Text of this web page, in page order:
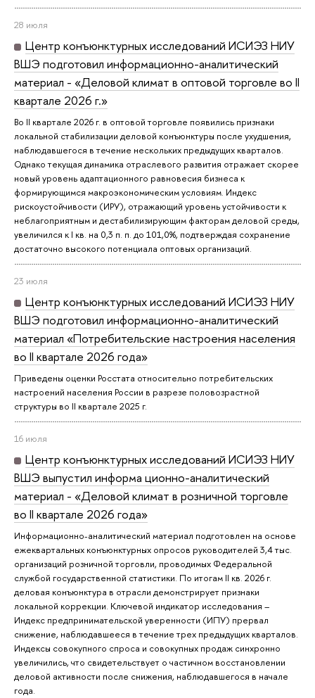
28 июля
Центр конъюнктурных исследований ИСИЭЗ НИУ
ВШЭ подготовил информационно-аналитический
материал - «Деловой климат в оптовой торговле во II
квартале 2026 г.»
Во II квартале 2026 г. в оптовой торговле появились признаки
локальной стабилизации деловой конъюнктуры после ухудшения,
наблюдавшегося в течение нескольких предыдущих кварталов.
Однако текущая динамика отраслевого развития отражает скорее
новый уровень адаптационного равновесия бизнеса к
формирующимся макроэкономическим условиям. Индекс
рискоустойчивости (ИРУ), отражающий уровень устойчивости к
неблагоприятным и дестабилизирующим факторам деловой среды,
увеличился к I кв. на 0,3 п. п. до 101,0%, подтверждая сохранение
достаточно высокого потенциала оптовых организаций.
23 июля
Центр конъюнктурных исследований ИСИЭЗ НИУ
ВШЭ подготовил информационно-аналитический
материал «Потребительские настроения населения
во II квартале 2026 года»
Приведены оценки Росстата относительно потребительских
настроений населения России в разрезе половозрастной
структуры во II квартале 2025 г.
16 июля
Центр конъюнктурных исследований ИСИЭЗ НИУ
ВШЭ выпустил информа ционно-аналитический
материал - «Деловой климат в розничной торговле
во II квартале 2026 года»
Информационно-аналитический материал подготовлен на основе
ежеквартальных конъюнктурных опросов руководителей 3,4 тыс.
организаций розничной торговли, проводимых Федеральной
службой государственной статистики. По итогам II кв. 2026 г.
деловая конъюнктура в отрасли демонстрирует признаки
локальной коррекции. Ключевой индикатор исследования –
Индекс предпринимательской уверенности (ИПУ) прервал
снижение, наблюдавшееся в течение трех предыдущих кварталов.
Индексы совокупного спроса и совокупных продаж синхронно
увеличились, что свидетельствует о частичном восстановлении
деловой активности после снижения, наблюдавшегося в начале
года.